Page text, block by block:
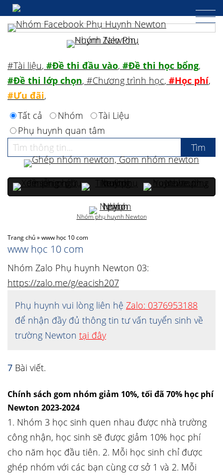
Trang chủ»www học 10 com
www học 10 com
Nhóm Zalo Phụ huynh Newton 03:
https://zalo.me/g/eacish207
Phụ huynh vui lòng liên hệ Zalo: 0376953188
để nhận đầy đủ thông tin tư vấn tuyển sinh về
trường Newton tại đây
7 Bài viết.
Chính sách gom nhóm giảm 10%, tối đã 70% học phí
Newton 2023-2024
1. Nhóm 3 học sinh quen nhau được nhà trường
công nhận, học sinh sẽ được giảm 10% học phí
cho năm học đầu tiên. 2. Mỗi học sinh chỉ được
ghép nhóm với các bạn cùng cơ sở 1 và 2. Mỗi
#Tài liệu, #Đề thi đầu vào, #Đề thi học bổng,
#Đề thi lớp chọn, #Chương trình học, #Học phí,
#Ưu đãi,
Tất cả
Nhóm
Tài Liệu
Phụ huynh quan tâm
Nhóm phụ huynh Newton